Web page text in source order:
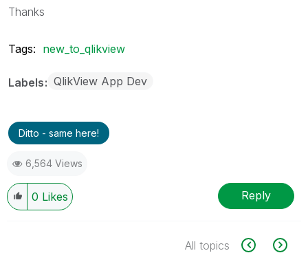
Thanks
Tags: new_to_qlikview
Labels QlikView App Dev
Ditto - same here!
6,564 Views
0 Likes Reply
All topics